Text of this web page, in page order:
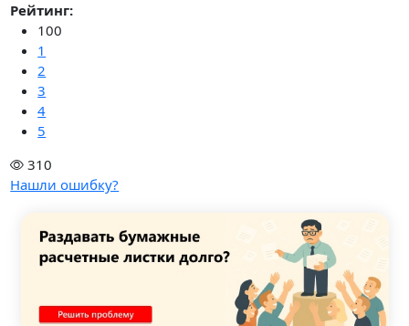
Рейтинг:
100
1
2
3
4
5
310
Нашли ошибку?